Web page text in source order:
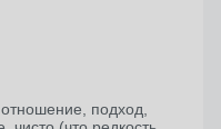
подход,